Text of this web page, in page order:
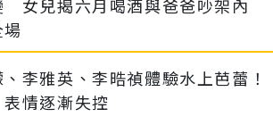
女兒揭六月喝酒與爸爸吵架內
李雅英、李晧禎體驗水上芭蕾！
情逐漸失控